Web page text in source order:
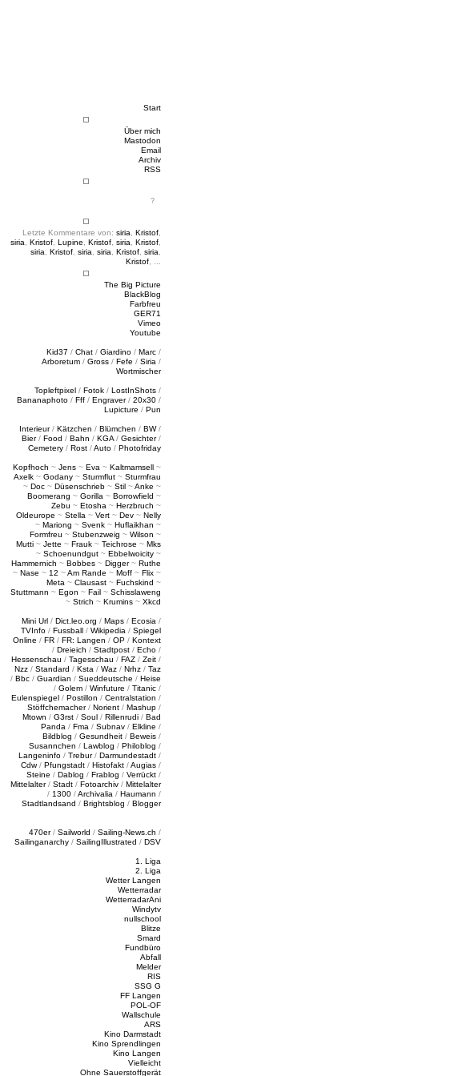
Start
Über mich
Mastodon
Email
Archiv
RSS
Letzte Kommentare von: siria Kristof
siria
Kristof Lupine Kristof siria Kristof
siria
Kristof siria siria Kristof siria
Kristof
The Big Picture
BlackBlog
Farbfreu
GER71
Vimeo
Youtube
Kid37 / Chat / Giardino / Marc /
Arboretum / Gross / Fefe / Siria /
Wortmischer
Topleftpixel / Fotok / LostInShots /
Bananaphoto / Fff / Engraver/ 20x30 /
Lupicture / Pun
Interieur/ Kätzchen / Blümchen / BW/
Bier/ Food / Bahn / KGA / Gesichter/
Cemetery / Rost /Auto / Photofriday
Kopfhoch ~ Jens ~ Eva ~ Kaltmamsell ~
Axelk ~ Godany ~ Sturmflut ~ Sturmfrau
~ Doc ~ Düsenschrieb ~ Stil ~Anke ~
Boomerang ~ Gorilla ~ Borrowfield ~
Zebu ~ Etosha ~ Herzbruch ~
Oldeurope ~ Stella ~ Vert ~ Dev ~ Nelly
~ Mariong ~ Svenk ~ Huflaikhan ~
Formfreu ~ Stubenzweig ~ Wilson ~
Mutti ~ Jette ~ Frauk ~ Teichrose ~ Mks
~ Schoenundgut ~ Ebbelwoicity ~
Hammernich ~ Bobbes ~ Digger~ Ruthe
~ Nase ~ 12 ~Am Rande ~ Moff ~ Flix ~
Meta ~ Clausast ~ Fuchskind ~
Stuttmann ~ Egon ~ Fail ~ Schisslaweng
~ Strich ~ Krumins ~ Xkcd
Mini Url / Dict.leo.org / Maps / Ecosia /
TVInfo / Fussball / Wikipedia / Spiegel
Online / FR / FR: Langen / OP / Kontext
/ Dreieich / Stadtpost / Echo /
Hessenschau / Tagesschau / FAZ / Zeit /
Nzz / Standard / Ksta / Waz / Nrhz / Taz
/ Bbc / Guardian / Sueddeutsche / Heise
/ Golem / Winfuture / Titanic /
Eulenspiegel / Postillon / Centralstation /
Stöffchemacher/ Norient / Mashup /
Mtown / G3rst / Soul / Rillenrudi / Bad
Panda / Fma / Subnav / Elkline /
Bildblog / Gesundheit / Beweis /
Susannchen / Lawblog / Philoblog /
Langeninfo / Trebur/ Darmundestadt /
Cdw/ Pfungstadt / Histofakt /Augias /
Steine / Dablog / Frablog / Verrückt /
Mittelalter/ Stadt / Fotoarchiv / Mittelalter
/ 1300 /Archivalia / Haumann /
Stadtlandsand / Brightsblog / Blogger
470er/ Sailworld / Sailing-News.ch /
Sailinganarchy / SailingIllustrated / DSV
1. Liga
2. Liga
Wetter Langen
Wetterradar
WetterradarAni
Windytv
nullschool
Blitze
Smard
Fundbüro
Abfall
Melder
RIS
SSG G
FF Langen
POL-OF
Wallschule
ARS
Kino Darmstadt
Kino Sprendlingen
Kino Langen
Vielleicht
Ohne Sauerstoffgerät